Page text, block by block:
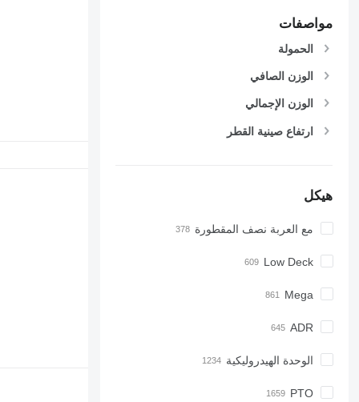
مواصفات
الحمولة
الوزن الصافي
الوزن الإجمالي
ارتفاع صينية القطر
هيكل
مع العربة نصف المقطورة
Low Deck
Mega
ADR
الوحدة الهيدروليكية
PTO